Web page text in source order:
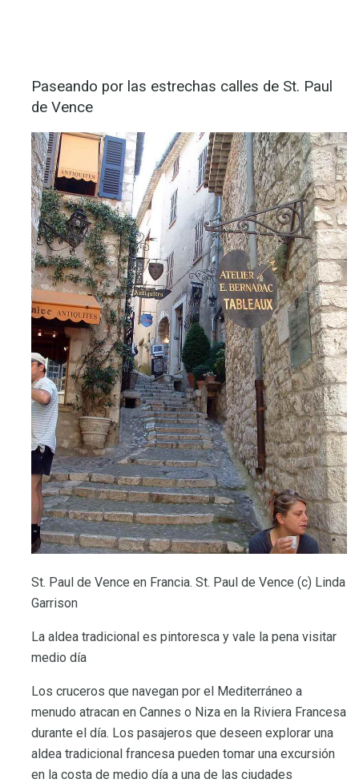
Paseando por las estrechas calles de St. Paul
de Vence
St. Paul de Vence en Francia. St. Paul de Vence (c) Linda
Garrison
La aldea tradicional es pintoresca y vale la pena visitar
medio día
Los cruceros que navegan por el Mediterráneo a
menudo atracan en Cannes o Niza en la Riviera Francesa
durante el día. Los pasajeros que deseen explorar una
aldea tradicional francesa pueden tomar una excursión
en la costa de medio día a una de las ciudades